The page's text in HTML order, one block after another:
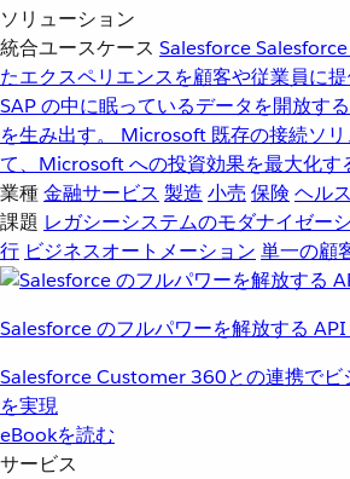
ソリューション
統合ユースケース Salesforce
たエクスペリエンスを顧客や従業員に
SAP の中に眠っているデータを開放す
を生み出す。
Microsoft 既存の接続ソ
て、Microsoft への投資効果を最大化す
業種金融サービス 製造 小売 保険 ヘル
課題 レガシーシステムのモダナイゼー
行 ビジネスオートメーション 単一の顧
Salesforce のフルパワーを解放する
Salesforce Customer 360との連携でビ
を実現
eBookを読む
サービス